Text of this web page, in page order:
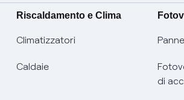
Riscaldamento e Clima
Climatizzatori
Caldaie
di